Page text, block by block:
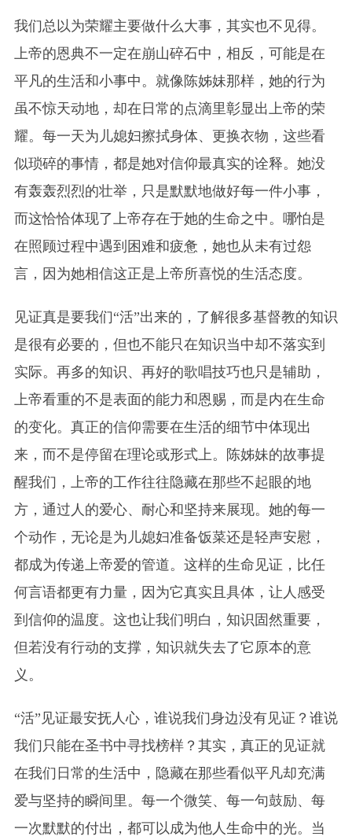
我们总以为荣耀主要做什么大事，其实也不见得。
上帝的恩典不一定在崩山碎石中，相反，可能是在
平凡的生活和小事中。就像陈姊妹那样，她的行为
虽不惊天动地，却在日常的点滴里彰显出上帝的荣
耀。每一天为儿媳妇擦拭身体、更换衣物，这些看
似琐碎的事情，都是她对信仰最真实的诠释。她没
有轰轰烈烈的壮举，只是默默地做好每一件小事，
而这恰恰体现了上帝存在于她的生命之中。哪怕是
在照顾过程中遇到困难和疲惫，她也从未有过怨
言，因为她相信这正是上帝所喜悦的生活态度。
见证真是要我们“活”出来的，了解很多基督教的知识
是很有必要的，但也不能只在知识当中却不落实到
实际。再多的知识、 再好的歌唱技巧也只是辅助，
上帝看重的不是表面的能力和恩赐，而是内在生命
的变化。真正的信仰需要在生活的细节中体现出
来，而不是停留在理论或形式上。陈姊妹的故事提
醒我们，上帝的工作往往隐藏在那些不起眼的地
方，通过人的爱心、耐心和坚持来展现。她的每一
个动作，无论是为儿媳妇准备饭菜还是轻声安慰，
都成为传递上帝爱的管道。这样的生命见证，比任
何言语都更有力量，因为它真实且具体，让人感受
到信仰的温度。这也让我们明白，知识固然重要，
但若没有行动的支撑，知识就失去了它原本的意
义。
“活”见证最安抚人心，谁说我们身边没有见证？谁说
我们只能在圣书中寻找榜样？其实，真正的见证就
在我们日常的生活中，隐藏在那些看似平凡却充满
爱与坚持的瞬间里。每一个微笑、每一句鼓励、每
一次默默的付出，都可以成为他人生命中的光。当